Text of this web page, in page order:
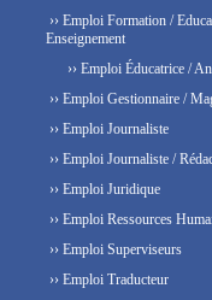
›› Emploi Formation /
Enseignement
›› Emploi Éducatrice /
›› Emploi Gestionnaire /
›› Emploi Journaliste
›› Emploi Journaliste /
›› Emploi Juridique
›› Emploi Ressources
›› Emploi Superviseurs
›› Emploi Traducteur